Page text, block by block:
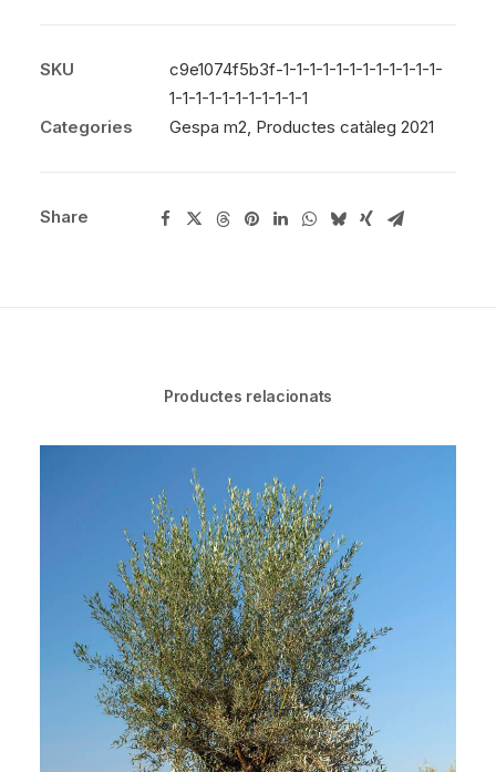
SKU
c9e1074f5b3f-1-1-1-1-1-1-1-1-1-1-1-1-
1-1-1-1-1-1-1-1-1-1-1
Categories
Gespa m2, Productes catàleg 2021
Share
Productes relacionats